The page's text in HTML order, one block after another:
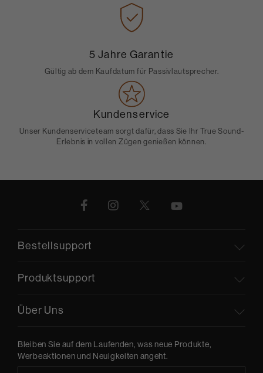
5 Jahre Garantie
Gültig ab dem Kaufdatum für Passivlautsprecher.
Kundenservice
Unser Kundenserviceteam sorgt dafür, dass Sie Ihr True Sound-
Erlebnis in vollen Zügen genießen können.
Bestellsupport
Produktsupport
Über Uns
Bleiben Sie auf dem Laufenden, was neue Produkte,
Werbeaktionen und Neuigkeiten angeht.